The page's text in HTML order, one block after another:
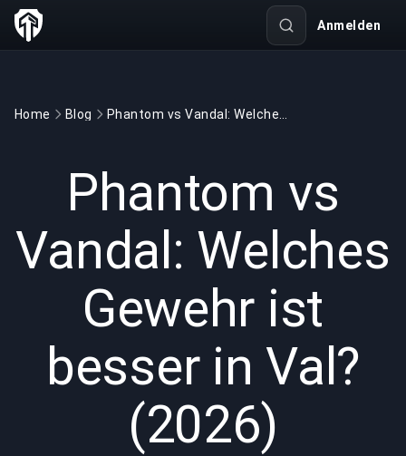
Anmelden
Home Blog
Phantom vs
Vandal: Welches
Gewehr ist
besser in Val?
(2026)